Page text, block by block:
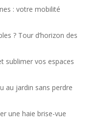
: votre mobilité
? Tour d’horizon des
sublimer vos espaces
au jardin sans perdre
une haie brise-vue